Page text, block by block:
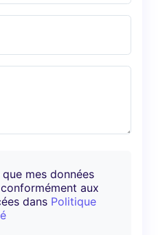
mes données
aux
dans Politique